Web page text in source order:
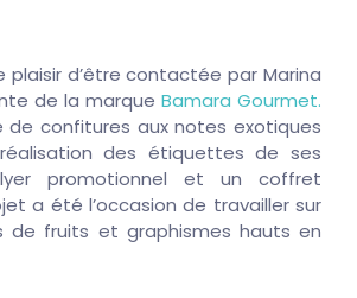
plaisir d’être contactée par Marina
de la marque Bamara Gourmet.
confitures aux notes exotiques
des étiquettes de ses
promotionnel et un coffret
a été l’occasion de travailler sur
de fruits et graphismes hauts en